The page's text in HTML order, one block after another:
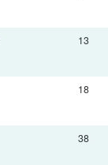
13
18
38